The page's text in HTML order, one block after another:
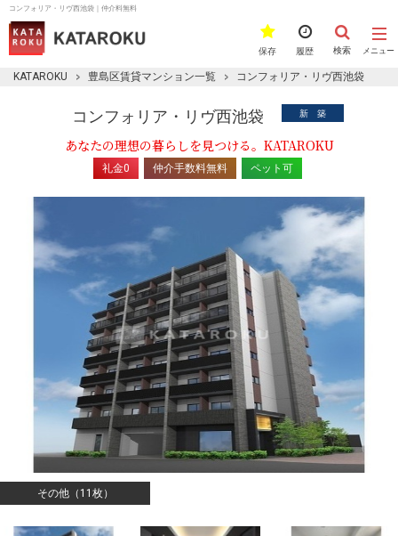
コンフォリア・リヴ西池袋｜仲介料無料
メニュー
検索
履歴
保存
KATAROKU 豊島区賃貸マンション一覧 コンフォリア・リヴ西池袋
コンフォリア・リヴ西池袋 新 築
あなたの理想の暮らしを見つける。KATAROKU
礼金0 仲介手数料無料 ペット可
その他（11枚）